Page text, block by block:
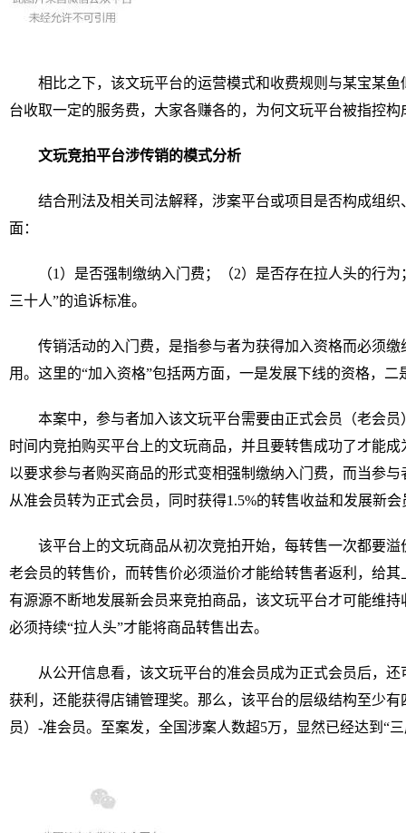
相比之下，该文玩平台的运营模式和收费规则与某宝某
台收取一定的服务费，大家各赚各的，为何文玩平台被指控构
文玩竞拍平台涉传销的模式分析
结合刑法及相关司法解释，涉案平台或项目是否构成组
面：
（1）是否强制缴纳入门费；（2）是否存在拉人头的行
三十人”的追诉标准。
传销活动的入门费，是指参与者为获得加入资格而必须
用。这里的“加入资格”包括两方面，一是发展下线的资格，
本案中，参与者加入该文玩平台需要由正式会员（老会
时间内竞拍购买平台上的文玩商品，并且要转售成功了才能
以要求参与者购买商品的形式变相强制缴纳入门费，而当参
从准会员转为正式会员，同时获得1.5%的转售收益和发展新
该平台上的文玩商品从初次竞拍开始，每转售一次都要
老会员的转售价，而转售价必须溢价才能给转售者返利，给
有源源不断地发展新会员来竞拍商品，该文玩平台才可能维
必须持续“拉人头”才能将商品转售出去。
从公开信息看，该文玩平台的准会员成为正式会员后，
获利，还能获得店铺管理奖。那么，该平台的层级结构至少
员）-准会员。至案发，全国涉案人数超5万，显然已经达到